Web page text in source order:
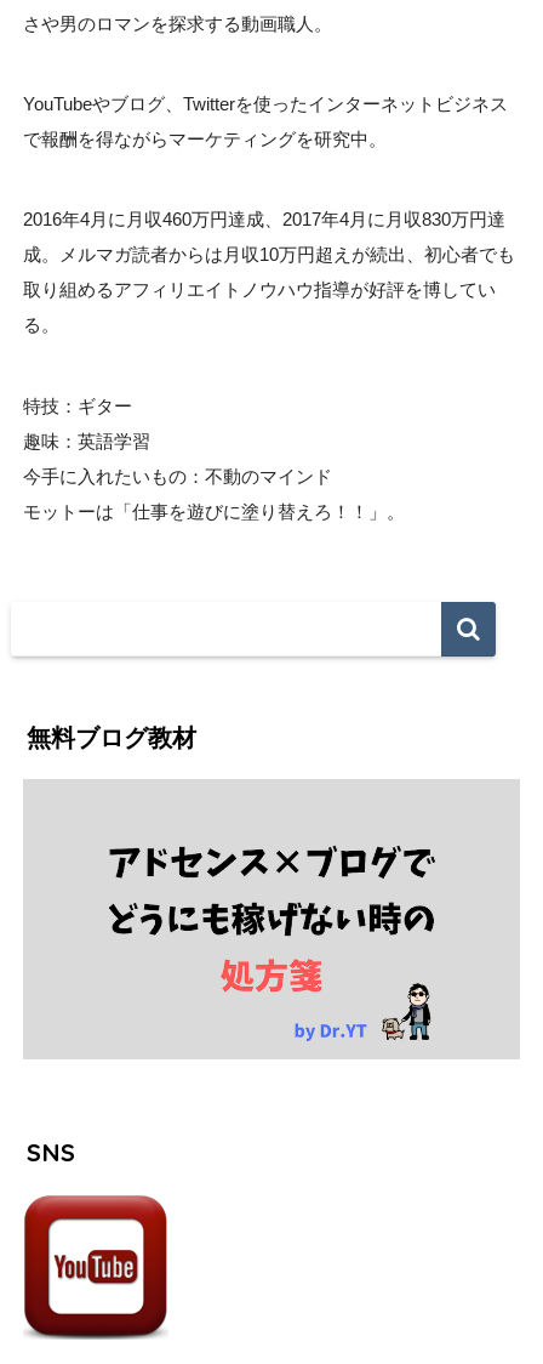
さや男のロマンを探求する動画職人。
YouTubeやブログ、Twitterを使ったインターネットビジネス
で報酬を得ながらマーケティングを研究中。
2016年4月に月収460万円達成、2017年4月に月収830万円達
成。メルマガ読者からは月収10万円超えが続出、初心者でも
取り組めるアフィリエイトノウハウ指導が好評を博してい
る。
特技：ギター
趣味：英語学習
今手に入れたいもの：不動のマインド
モットーは「仕事を遊びに塗り替えろ！！」。
無料ブログ教材
SNS